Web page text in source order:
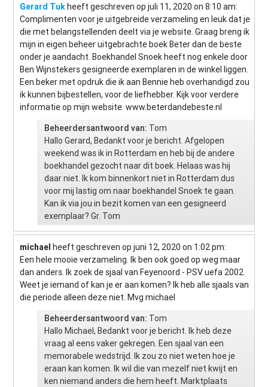
Gerard Tukheeft geschreven op juli 11, 2020 on 8:10 am:
Complimenten voor je uitgebreide verzameling en leuk dat je
die met belangstellenden deelt via je website. Graag breng ik
mijn in eigen beheer uitgebrachte boek Beter dan de beste
onder je aandacht. Boekhandel Snoek heeft nog enkele door
Ben Wijnstekers gesigneerde exemplaren in de winkel liggen.
Een beker met opdruk die ik aan Bennie heb overhandigd zou
ik kunnen bijbestellen, voor de liefhebber. Kijk voor verdere
informatie op mijn website. www.beterdandebeste.nl
Beheerdersantwoord van: Tom
Hallo Gerard, Bedankt voor je bericht. Afgelopen
weekend was ik in Rotterdam en heb bij de andere
boekhandel gezocht naar dit boek. Helaas was hij
daar niet. Ik kom binnenkort niet in Rotterdam dus
voor mij lastig om naar boekhandel Snoek te gaan.
Kan ik via jou in bezit komen van een gesigneerd
exemplaar? Gr. Tom
michael heeft geschreven op juni 12, 2020 on 1:02 pm:
Een hele mooie verzameling. Ik ben ook goed op weg maar
dan anders. Ik zoek de sjaal van Feyenoord - PSV uefa 2002.
Weet je iemand of kan je er aan komen? Ik heb alle sjaals van
die periode alleen deze niet. Mvg michael
Beheerdersantwoord van: Tom
Hallo Michael, Bedankt voor je bericht. Ik heb deze
vraag al eens vaker gekregen. Een sjaal van een
memorabele wedstrijd. Ik zou zo niet weten hoe je
eraan kan komen. Ik wil die van mezelf niet kwijt en
ken niemand anders die hem heeft. Marktplaats